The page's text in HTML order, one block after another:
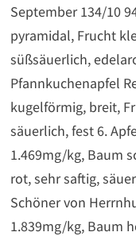
September 134/10
pyramidal, Frucht
süßsäuerlich,
Pfannkuchenapfel
kugelförmig, breit,
säuerlich, fest 6.
1.469mg/kg, Baum
rot, sehr saftig,
Schöner von
1.839mg/kg, Baum